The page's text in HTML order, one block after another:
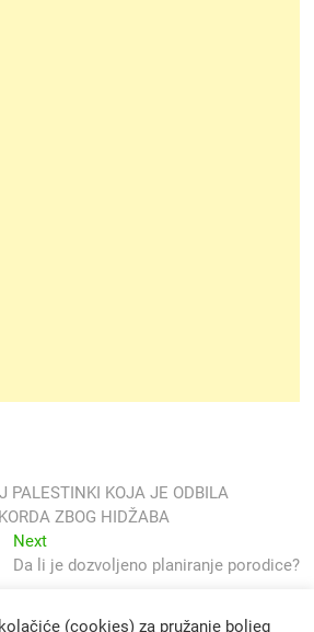
PALESTINKI KOJA JE ODBILA
ZBOG HIDŽABA
NextNext
post:
Da li je dozvoljeno planiranje porodice?
(cookies) za pružanje boljeg